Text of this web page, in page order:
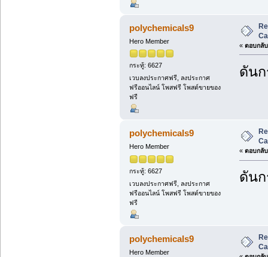
polychemicals9
Hero Member
กระทู้: 6627
เวบลงประกาศฟรี, ลงประกาศ
ฟรีออนไลน์ โพสฟรี โพสต์ขายของ
ฟรี
« ตอบกลั
ดัน
polychemicals9
Hero Member
กระทู้: 6627
เวบลงประกาศฟรี, ลงประกาศ
ฟรีออนไลน์ โพสฟรี โพสต์ขายของ
ฟรี
« ตอบกลั
ดัน
polychemicals9
Hero Member